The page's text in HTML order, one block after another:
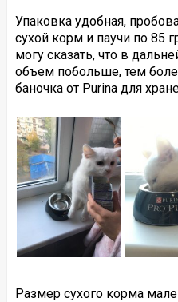
Упаковка удобная,
сухой корм и паучи по 85
могу сказать, что в
объем побольше, тем
баночка от Purina для
Размер сухого корма